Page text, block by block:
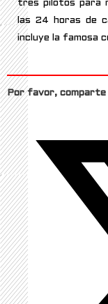
tres pilotos para
las 24 horas de
incluye la famosa
Por favor,